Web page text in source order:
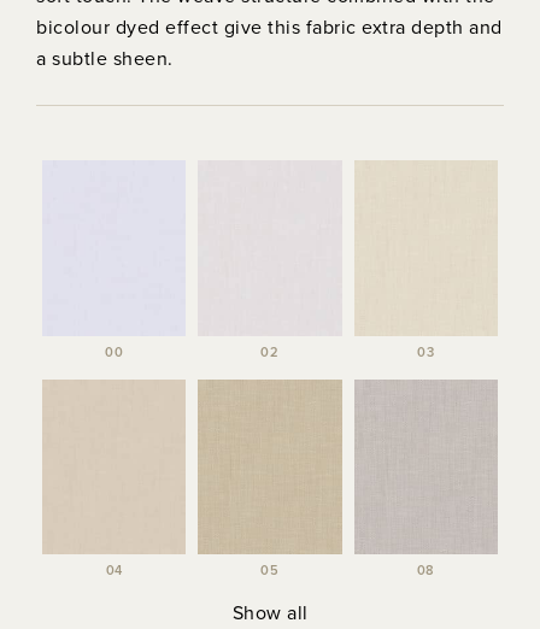
bicolour dyed effect give this fabric extra depth and
a subtle sheen.
00 02 03
04 05 08
Show all